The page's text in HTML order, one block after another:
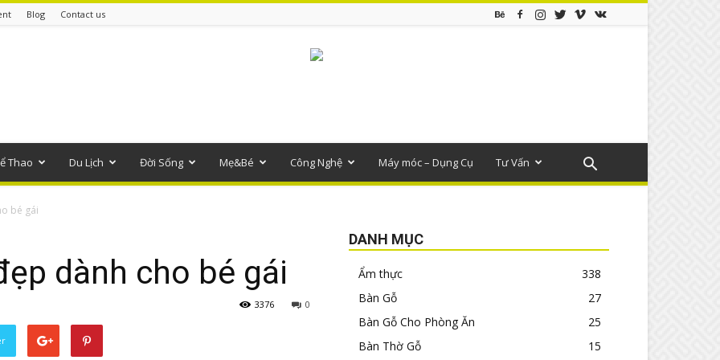
Blog Contact us
Thao Du Lịch Đời Sống Mẹ&Bé Công Nghệ Máy móc – Dụng Cụ Tư Vấn
bé gái
dành cho bé gái
0
3376
DANH MỤC
Ẩm thực
338
Bàn Gỗ
27
Bàn Gỗ Cho Phòng Ăn
25
Bàn Thờ Gỗ
15